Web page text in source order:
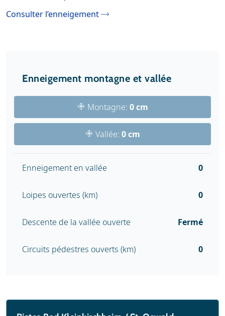
Consulter l’enneigement
Enneigement montagne et vallée
Montagne: 0 cm
Vallée: 0 cm
Enneigement en vallée 0
Loipes ouvertes (km) 0
Descente de la vallée ouverte Fermé
Circuits pédestres ouverts (km) 0